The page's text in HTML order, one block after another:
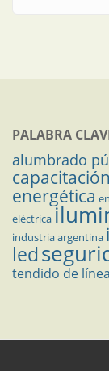
PALABRA
alumbrado
capacitación
energética
eléctrica
industria argentina
led
tendido de